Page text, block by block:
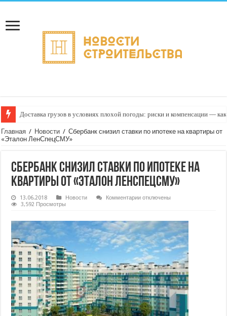
Доставка грузов в условиях плохой погоды: риски и компенсации —
Главная / Новости / Сбербанк снизил ставки по ипотеке на квартиры от
«Эталон ЛенСпецСМУ»
Сбербанк снизил ставки по ипотеке на
квартиры от «Эталон ЛенСпецСМУ»
13.06.2018 Новости Комментариик
ставки
по
ипотеке
на
квартиры
от
«Эталон
ЛенСпецСМУ»
отключены
3,592 Просмотры